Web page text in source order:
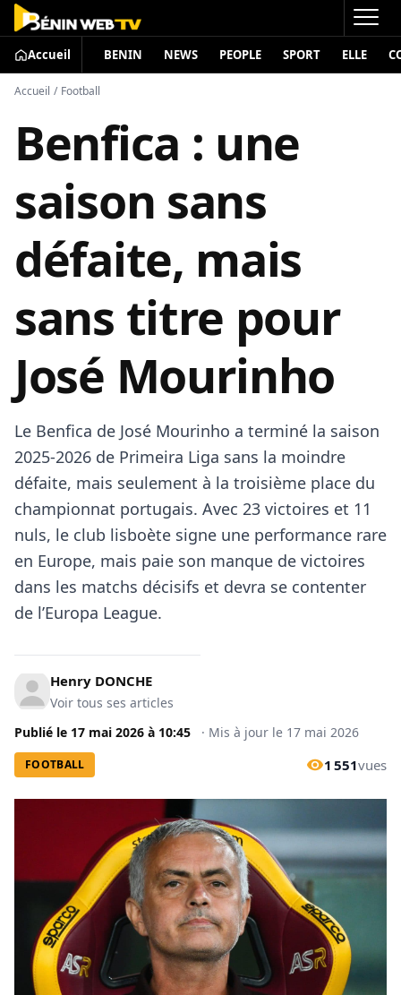
Accueil BENIN NEWS PEOPLE SPORT ELLE
Accueil / Football
Benfica : une
saison sans
défaite, mais
sans titre pour
José Mourinho
Le Benfica de José Mourinho a terminé la saison
2025-2026 de Primeira Liga sans la moindre
défaite, mais seulement à la troisième place du
championnat portugais. Avec 23 victoires et 11
nuls, le club lisboète signe une performance rare
en Europe, mais paie son manque de victoires
dans les matchs décisifs et devra se contenter
de l’Europa League.
Henry DONCHE
Voir tous ses articles
Publié le 17 mai 2026 à 10:45 · Mis à jour le 17 mai 2026
FOOTBALL 1 551vues